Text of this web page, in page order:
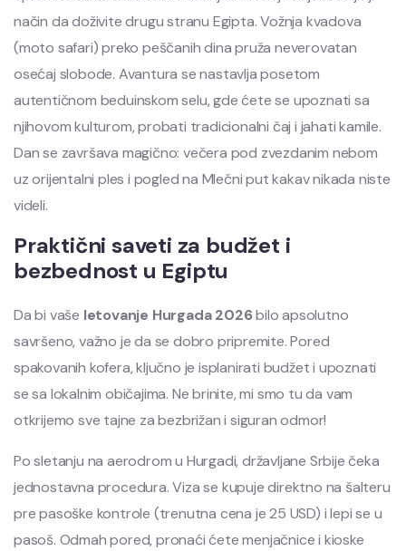
način da doživite drugu stranu Egipta. Vožnja kvadova
(moto safari) preko peščanih dina pruža neverovatan
osećaj slobode. Avantura se nastavlja posetom
autentičnom beduinskom selu, gde ćete se upoznati sa
njihovom kulturom, probati tradicionalni čaj i jahati kamile.
Dan se završava magično: večera pod zvezdanim nebom
uz orijentalni ples i pogled na Mlečni put kakav nikada niste
videli.
Praktični saveti za budžet i
bezbednost u Egiptu
Da bi vaše letovanje Hurgada 2026bilo apsolutno
savršeno, važno je da se dobro pripremite. Pored
spakovanih kofera, ključno je isplanirati budžet i upoznati
se sa lokalnim običajima. Ne brinite, mi smo tu da vam
otkrijemo sve tajne za bezbrižan i siguran odmor!
Po sletanju na aerodrom u Hurgadi, državljane Srbije čeka
jednostavna procedura. Viza se kupuje direktno na šalteru
pre pasoške kontrole (trenutna cena je 25 USD) i lepi se u
pasoš. Odmah pored, pronaći ćete menjačnice i kioske